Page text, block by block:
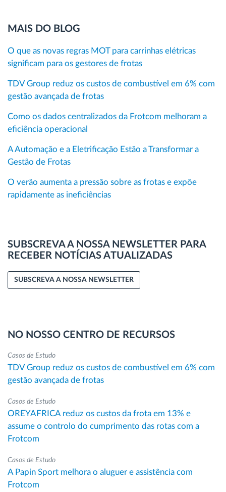
MAIS DO BLOG
O que as novas regras MOT para carrinhas elétricas
significam para os gestores de frotas
TDV Group reduz os custos de combustível em 6% com
gestão avançada de frotas
Como os dados centralizados da Frotcom melhoram a
eficiência operacional
A Automação e a Eletrificação Estão a Transformar a
Gestão de Frotas
O verão aumenta a pressão sobre as frotas e expõe
rapidamente as ineficiências
SUBSCREVA A NOSSA NEWSLETTER PARA
RECEBER NOTÍCIAS ATUALIZADAS
SUBSCREVA A NOSSA NEWSLETTER
NO NOSSO CENTRO DE RECURSOS
Casos de Estudo
TDV Group reduz os custos de combustível em 6% com
gestão avançada de frotas
Casos de Estudo
OREYAFRICA reduz os custos da frota em 13% e
assume o controlo do cumprimento das rotas com a
Frotcom
Casos de Estudo
A Papin Sport melhora o aluguer e assistência com
Frotcom